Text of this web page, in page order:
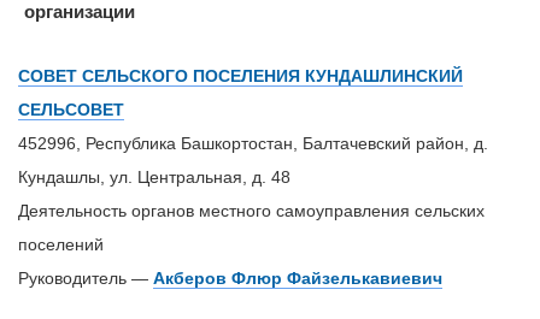
организации
СОВЕТ СЕЛЬСКОГО ПОСЕЛЕНИЯ КУНДАШЛИНСКИЙ
СЕЛЬСОВЕТ
452996, Республика Башкортостан, Балтачевский район, д.
Кундашлы, ул. Центральная, д. 48
Деятельность органов местного самоуправления сельских
поселений
Руководитель — Акберов Флюр Файзелькавиевич